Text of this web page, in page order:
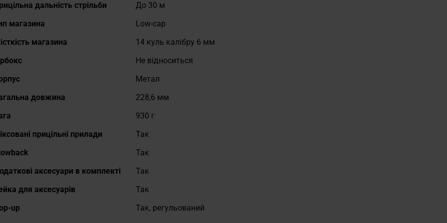
дальність стрільби
До 30 м
магазина
Low-cap
магазина
14 куль калібру 6 мм
Не відноситься
Метал
довжина
228,6 мм
930 г
прицільні прилади
Так
Так
аксесуари в комплекті
Так
для аксесуарів
Так
up
Так, регульований